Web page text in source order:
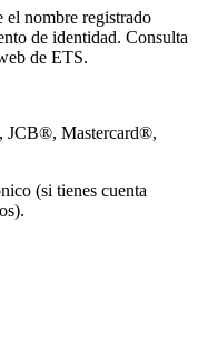
el nombre registrado
de identidad. Consulta
de ETS.
JCB®, Mastercard®,
(si tienes cuenta